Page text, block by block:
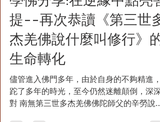
5月23日 讀畢需時 3 分鐘
學佛分享:在逆緣中點亮菩
提--再次恭讀《第三世多
杰羌佛說什麼叫修行》的
生命轉化